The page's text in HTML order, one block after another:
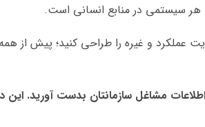
مشاغل سازمانتان بدست آورید. این